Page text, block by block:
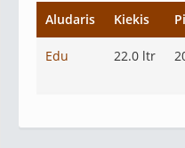
Aludaris Kiekis
Edu 22.0 ltr